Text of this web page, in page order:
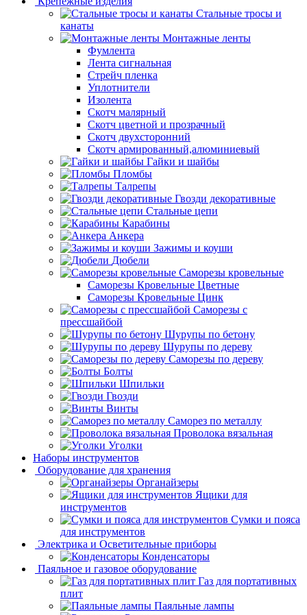
Стальные тросы и
канаты
Монтажные ленты
Фумлента
Лента сигнальная
Стрейч пленка
Уплотнители
Изолента
Скотч малярный
Скотч цветной и прозрачный
Скотч двухсторонний
Скотч армированный,алюминиевый
Гайки и шайбы
Пломбы
Талрепы
Гвозди декоративные
Стальные цепи
Карабины
Анкера
Зажимы и коуши
Дюбели
Саморезы кровельные
Саморезы Кровельные Цветные
Саморезы Кровельные Цинк
Саморезы с
прессшайбой
Шурупы по бетону
Шурупы по дереву
Саморезы по дереву
Болты
Шпильки
Гвозди
Винты
Саморез по металлу
Проволока вязальная
Уголки
Наборы инструментов
Оборудование для хранения
Органайзеры
Ящики для
инструментов
Сумки и пояса
для инструментов
Электрика и Осветительные приборы
Конденсаторы
Паяльное и газовое оборудование
Газ для портативных
плит
Паяльные лампы